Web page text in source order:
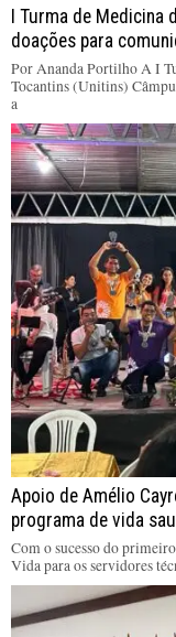
I Turma de Medicina
doações para
Por Ananda Portilho A I
Tocantins (Unitins)
a
Apoio de Amélio
programa de vida
Com o sucesso do
Vida para os servidores